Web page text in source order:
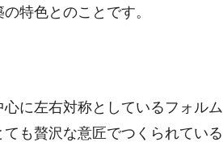
特色とのことです。
に左右対称としているフォルム
も贅沢な意匠でつくられている